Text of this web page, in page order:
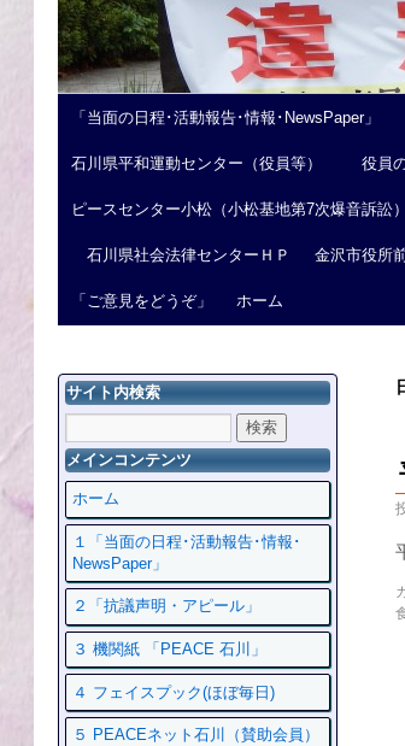
「当面の日程･活動報告･情報･NewsPaper」
石川県平和運動センター（役員等） 役員
ピースセンター小松（小松基地第7次爆音訴訟
石川県社会法律センターＨＰ 金沢市役所
「ご意見をどうぞ」 ホーム
サイト内検索
メインコンテンツ
ホーム
１「当面の日程･活動報告･情報･
NewsPaper」
２「抗議声明・アピール」
３ 機関紙 「PEACE 石川」
４ フェイスプック(ほぼ毎日)
５ PEACEネット石川（賛助会員）